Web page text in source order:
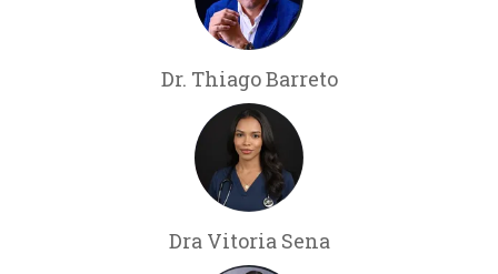
Dr. Thiago Barreto
Dra Vitoria Sena